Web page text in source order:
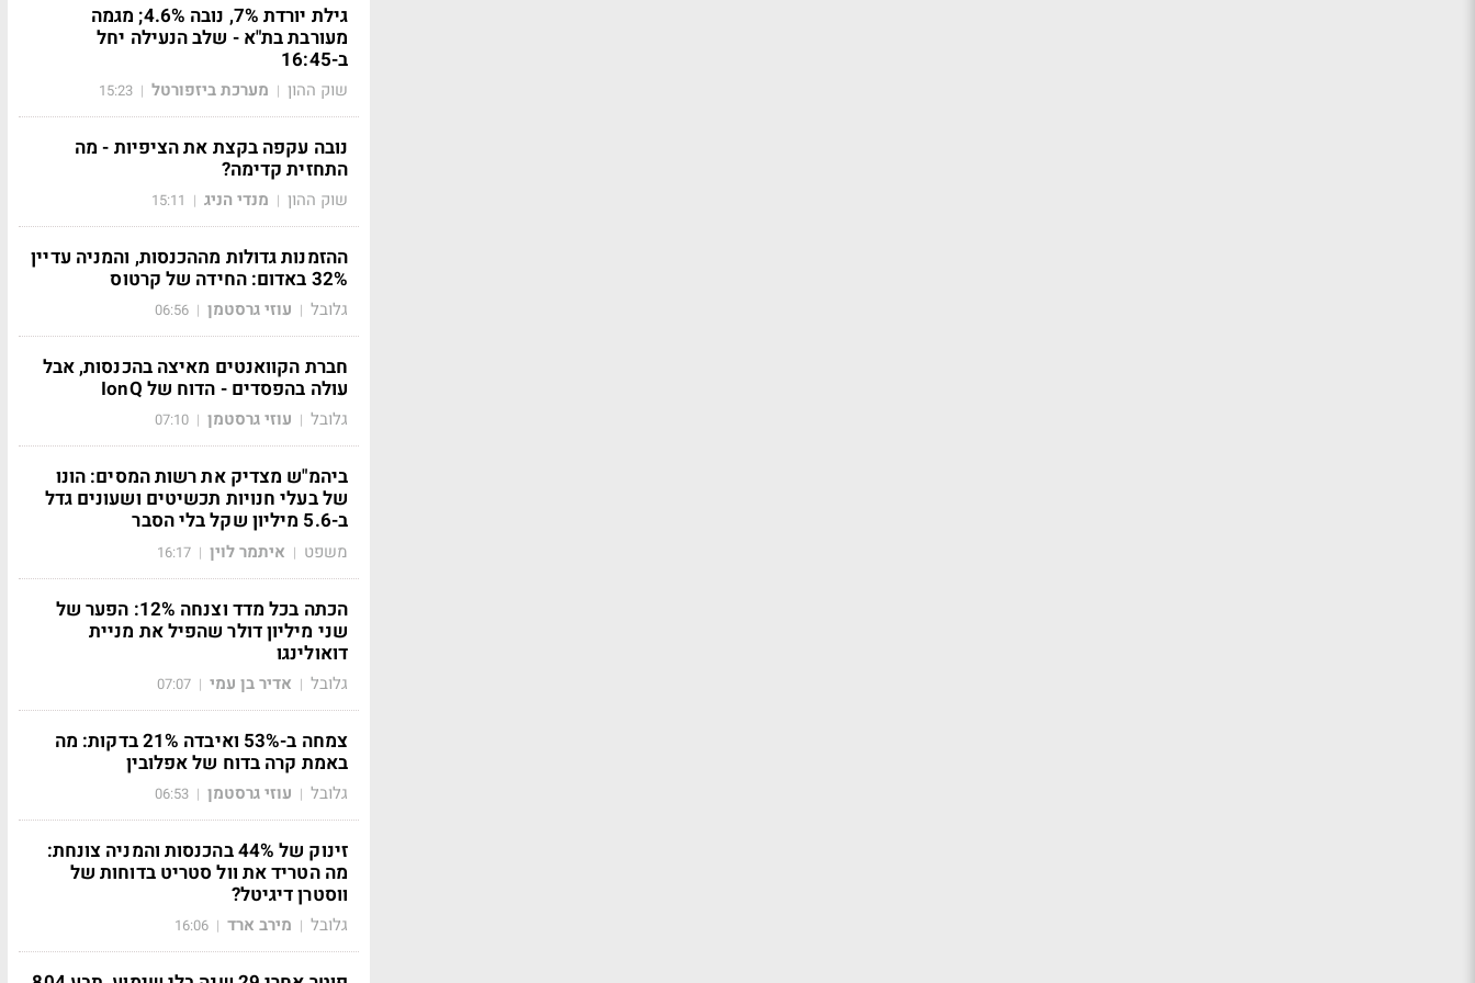
גילת יורדת 7%, נובה 4.6%; מגמה
מעורבת בת"א - שלב הנעילה יחל
ב-16:45
שוק ההון | מערכת ביזפורטל |
15:23
נובה עקפה בקצת את הציפיות - מה
התחזית קדימה?
שוק ההון | מנדי הניג |
15:11
ההזמנות גדולות מההכנסות, והמניה עדיין
32% באדום: החידה של קרטוס
גלובל | עוזי גרסטמן |
06:56
חברת הקוואנטים מאיצה בהכנסות, אבל
עולה בהפסדים - הדוח של IonQ
גלובל | עוזי גרסטמן |
07:10
ביהמ"ש מצדיק את רשות המסים: הונו
של בעלי חנויות תכשיטים ושעונים גדל
ב-5.6 מיליון שקל בלי הסבר
משפט | איתמר לוין |
16:17
הכתה בכל מדד וצנחה 12%: הפער של
שני מיליון דולר שהפיל את מניית
דואולינגו
גלובל | אדיר בן עמי |
07:07
צמחה ב-53% ואיבדה 21% בדקות: מה
באמת קרה בדוח של אפלובין
גלובל | עוזי גרסטמן |
06:53
זינוק של 44% בהכנסות והמניה צונחת:
מה הטריד את וול סטריט בדוחות של
ווסטרן דיגיטל?
גלובל | מירב ארד |
16:06